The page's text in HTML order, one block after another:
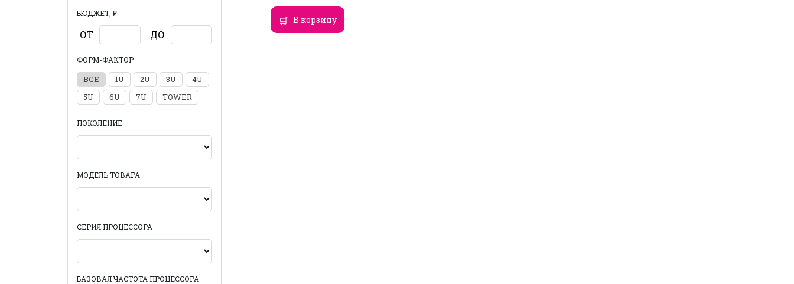
БЮДЖЕТ, ₽
ОТ ДО
ФОРМ-ФАКТОР
ВСЕ 1U 2U 3U
4U
5U
6U 7U TOWER
ПОКОЛЕНИЕ
МОДЕЛЬ ТОВАРА
СЕРИЯ ПРОЦЕССОРА
БАЗОВАЯ ЧАСТОТА ПРОЦЕССОРА
В корзину